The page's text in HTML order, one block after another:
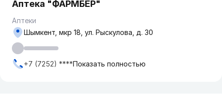
Аптека "ФАРМБЕР"
Аптеки
Шымкент, мкр 18, ул. Рыскулова, д. 30
+7 (7252) ****Показать полностью